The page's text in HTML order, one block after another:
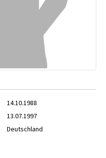
14.10.1988
13.07.1997
Deutschland